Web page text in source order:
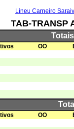
Lineu Carneiro
TAB-TRANSP
OO
OO